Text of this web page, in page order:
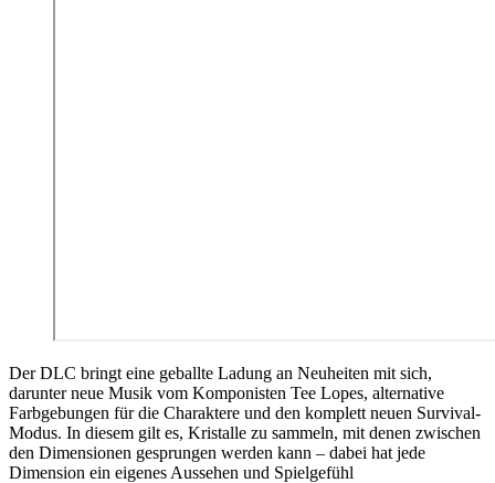
Der DLC bringt eine geballte Ladung an Neuheiten mit sich,
darunter neue Musik vom Komponisten Tee Lopes, alternative
Farbgebungen für die Charaktere und den komplett neuen Survival-
Modus. In diesem gilt es, Kristalle zu sammeln, mit denen zwischen
den Dimensionen gesprungen werden kann – dabei hat jede
Dimension ein eigenes Aussehen und Spielgefühl